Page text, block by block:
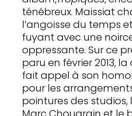
ténébreux. Maissiat
l’angoisse du temps
fuyant avec une
oppressante. Sur ce
paru en février 2013,
fait appel à son
pour les
pointures des studios,